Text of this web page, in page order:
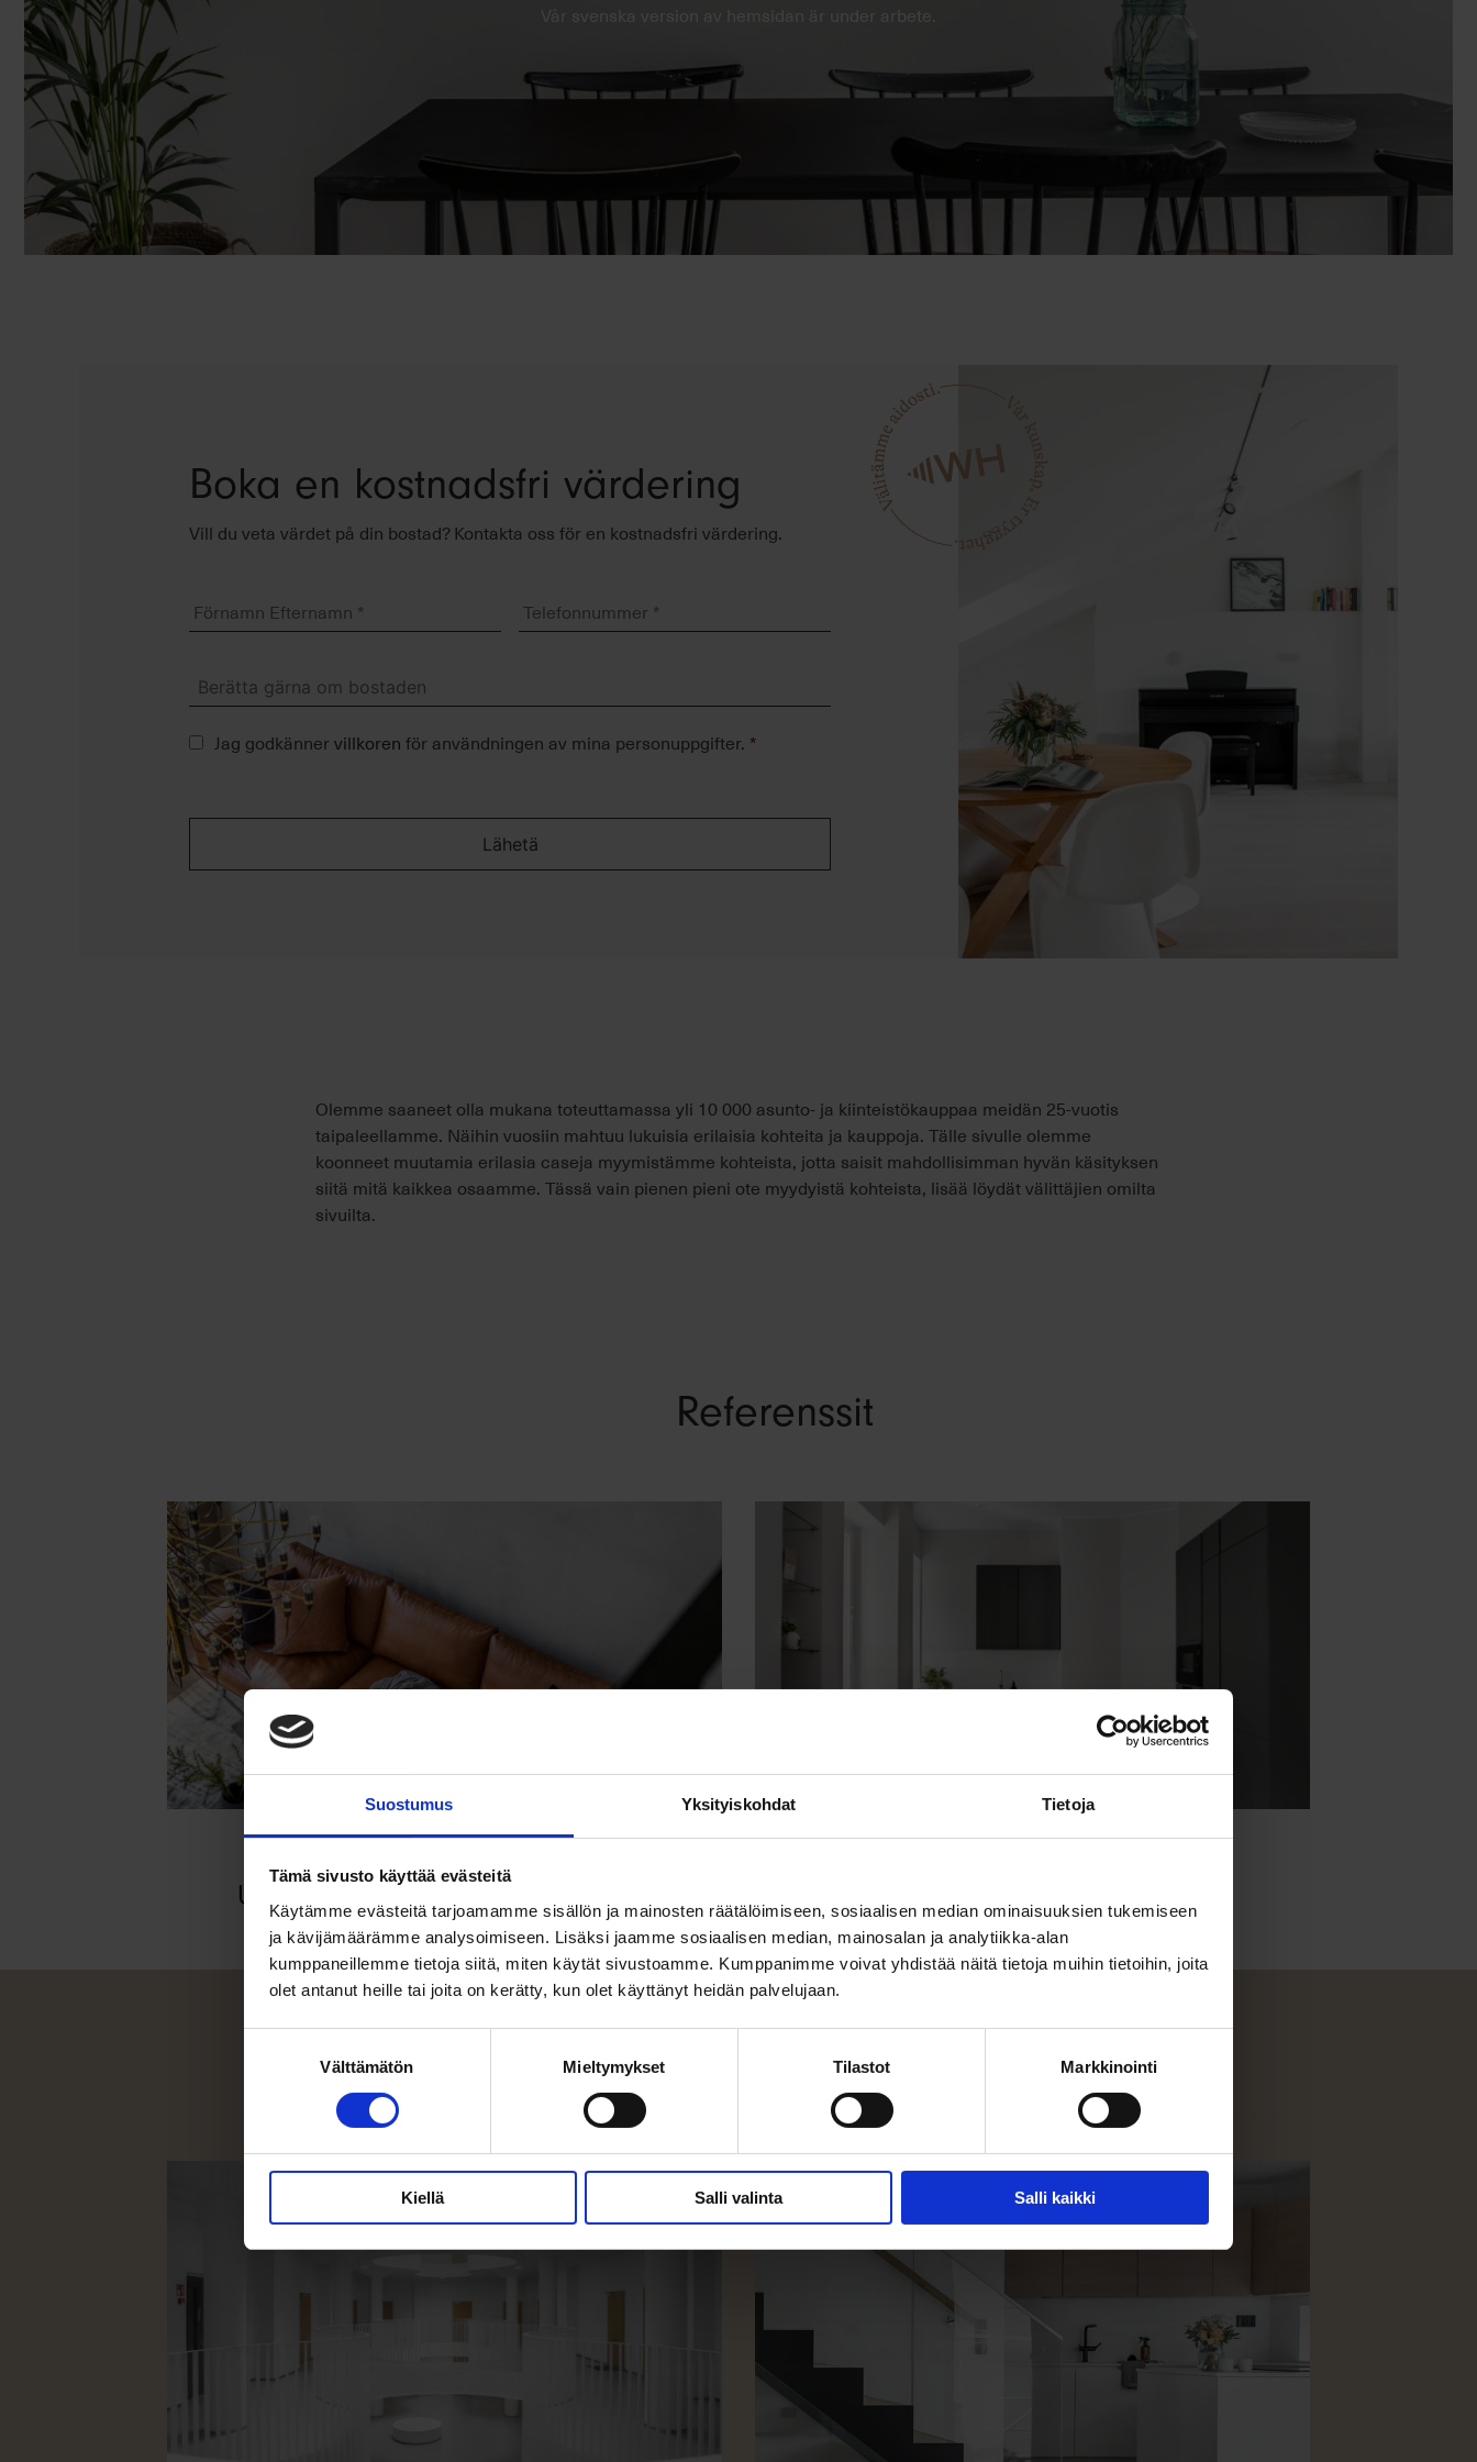
Suostumus Yksityiskohdat Tietoja
Tämä sivusto käyttää evästeitä
Käytämme evästeitä tarjoamamme sisällön ja mainosten räätälöimiseen, sosiaalisen median ominaisuuksien tukemiseen
ja kävijämäärämme analysoimiseen. Lisäksi jaamme sosiaalisen median, mainosalan ja analytiikka-alan
kumppaneillemme tietoja siitä, miten käytät sivustoamme. Kumppanimme voivat yhdistää näitä tietoja muihin tietoihin, joita
olet antanut heille tai joita on kerätty, kun olet käyttänyt heidän palvelujaan.
Välttämätön Mieltymykset Tilastot Markkinointi
Kiellä Salli valinta Salli kaikki
Vår svenska version av hemsidan är under arbete.
Boka en kostnadsfri värdering
Vill du veta värdet på din bostad? Kontakta oss för en kostnadsfri värdering.
Efternamn *
om
Tietosuojaseloste *
Jag godkännervillkoren för användningen av mina personuppgifter. *
Olemme saaneet olla mukana toteuttamassa yli 10 000 asunto- ja kiinteistökauppaa meidän 25-vuotis
taipaleellamme. Näihin vuosiin mahtuu lukuisia erilaisia kohteita ja kauppoja. Tälle sivulle olemme
koonneet muutamia erilasia caseja myymistämme kohteista, jotta saisit mahdollisimman hyvän käsityksen
siitä mitä kaikkea osaamme. Tässä vain pienen pieni ote myydyistä kohteista, lisää löydät välittäjien omilta
sivuilta.
Referenssit
Ullanlinnan kotoisa kaupinkikaksio
Lue lisää
Case Bulevardi
Lue lisää